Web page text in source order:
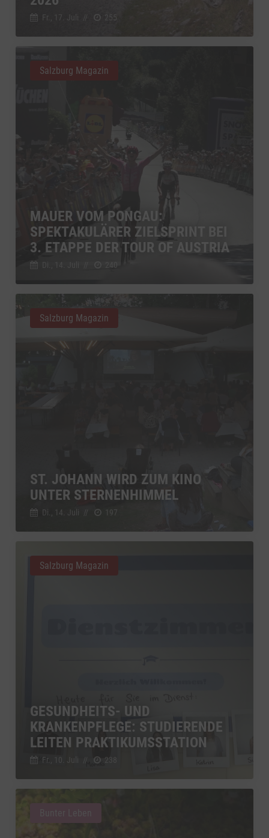
Fr., 17. Juli // 255
MAUER VOM PONGAU:
SPEKTAKULÄRER ZIELSPRINT BEI
3. ETAPPE DER TOUR OF AUSTRIA
Salzburg Magazin
ST. JOHANN WIRD ZUM KINO
UNTER STERNENHIMMEL
Di., 14. Juli // 197
Salzburg Magazin
GESUNDHEITS- UND
KRANKENPFLEGE: STUDIERENDE
LEITEN PRAKTIKUMSSTATION
Fr., 10. Juli // 238
Salzburg Magazin